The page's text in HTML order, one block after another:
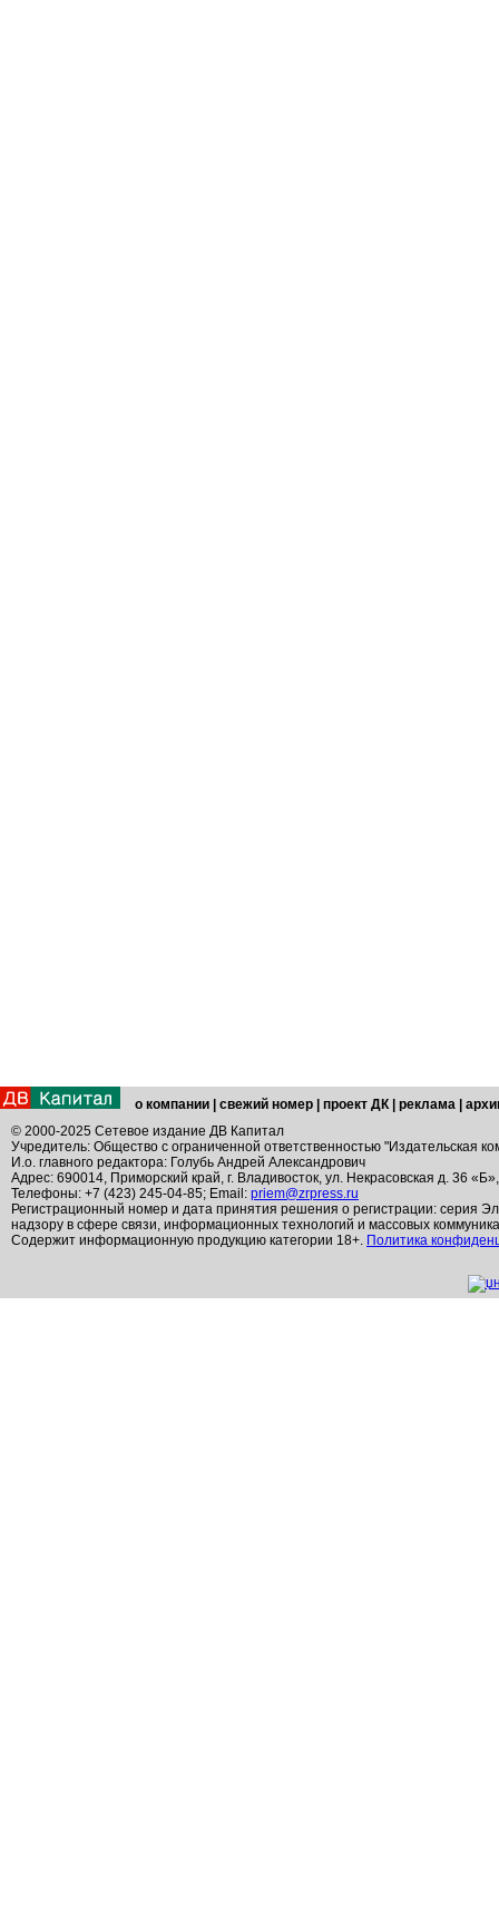
о компании свежий номер проект ДК реклама
© 2000-2025 Сетевое издание ДВ Капитал
Учредитель: Общество с ограниченной ответственностью "Издательская
И.о. главного редактора: Голубь Андрей Александрович
Адрес: 690014, Приморский край, г. Владивосток, ул. Некрасовская д. 36
Телефоны: +7 (423) 245-04-85; Email: priem@zrpress.ru
Регистрационный номер и дата принятия решения о регистрации: серия
надзору в сфере связи, информационных технологий и массовых
Содержит информационную продукцию категории 18+. Политика